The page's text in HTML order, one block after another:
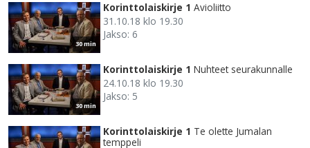
30 min
Korinttolaiskirje 1 Avioliitto
31.10.18 klo 19.30
Jakso: 6
30 min
Korinttolaiskirje 1 Nuhteet seurakunnalle
24.10.18 klo 19.30
Jakso: 5
Korinttolaiskirje 1 Te olette Jumalan
temppeli